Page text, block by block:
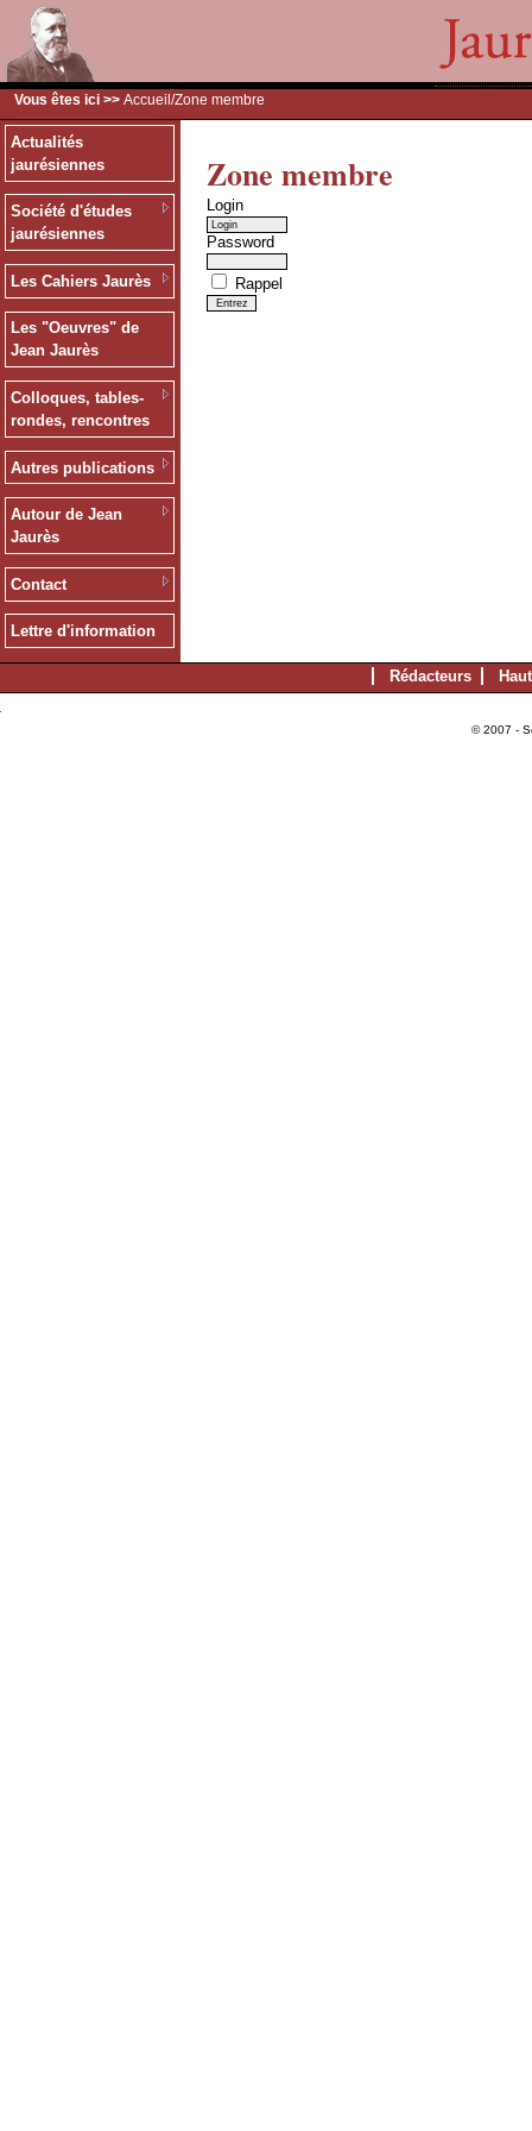
Vous êtes ici >> Accueil /Zone membre
Actualités
jaurésiennes
Société d'études
jaurésiennes
Les Cahiers Jaurès
Les "Oeuvres" de
Jean Jaurès
Colloques, tables-
rondes, rencontres
Autres publications
Autour de Jean
Jaurès
Contact
Lettre d'information
Zone membre
Login
Password
Rappel
Rédacteurs
© 2007 -